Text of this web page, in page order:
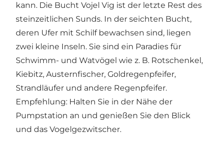
kann. Die Bucht Vojel Vig ist der letzte Rest des
steinzeitlichen Sunds. In der seichten Bucht,
deren Ufer mit Schilf bewachsen sind, liegen
zwei kleine Inseln. Sie sind ein Paradies für
Schwimm- und Watvögel wie z. B. Rotschenkel,
Kiebitz, Austernfischer, Goldregenpfeifer,
Strandläufer und andere Regenpfeifer.
Empfehlung: Halten Sie in der Nähe der
Pumpstation an und genießen Sie den Blick
und das Vogelgezwitscher.